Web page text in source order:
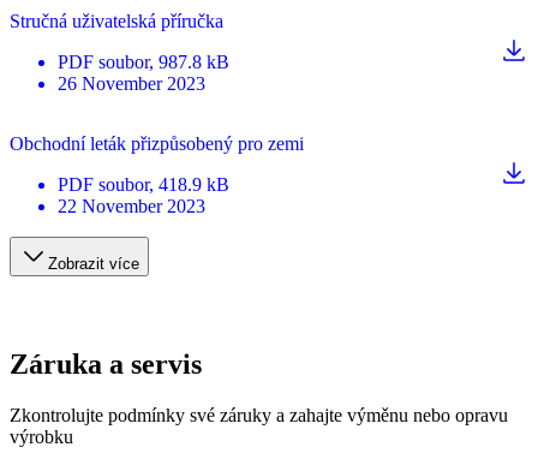
Stručná uživatelská příručka
PDF soubor, 987.8 kB
26 November 2023
Obchodní leták přizpůsobený pro zemi
PDF soubor, 418.9 kB
22 November 2023
Zobrazit více
Záruka a servis
Zkontrolujte podmínky své záruky a zahajte výměnu nebo opravu
výrobku